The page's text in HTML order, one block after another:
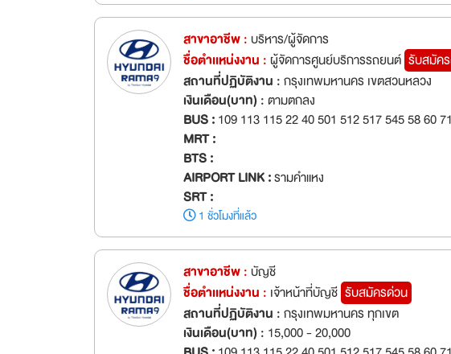
สาขาอาชีพ :บริหาร/ผู้จัดการ
ชื่อตำเเหน่งงาน :ผู้จัดการศูนย์บริการรถยนต์ รับสมัค
สถานที่ปฏิบัติงาน :กรุงเทพมหานคร เขตสวนหลวง
เงินเดือน(บาท) :ตามตกลง
BUS :109 113 115 22 40 501 512 517 545 58 60
MRT :
BTS :
AIRPORT LINK :รามคำแหง
SRT :
1 ชั่วโมงที่แล้ว
สาขาอาชีพ :บัญชี
ชื่อตำเเหน่งงาน : เจ้าหน้าที่บัญชี รับสมัครด่วน
สถานที่ปฏิบัติงาน :กรุงเทพมหานคร ทุกเขต
เงินเดือน(บาท) : 15,000 - 20,000